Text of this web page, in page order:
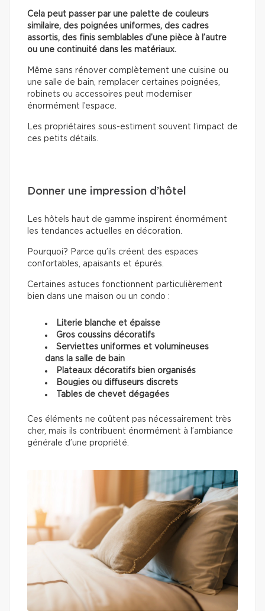
Cela peut passer par une palette de couleurs
similaire, des poignées uniformes, des cadres
assortis, des finis semblables d’une pièce à l’autre
ou une continuité dans les matériaux.
Même sans rénover complètement une cuisine ou
une salle de bain, remplacer certaines poignées,
robinets ou accessoires peut moderniser
énormément l’espace.
Les propriétaires sous-estiment souvent l’impact de
ces petits détails.
Donner une impression d’hôtel
Les hôtels haut de gamme inspirent énormément
les tendances actuelles en décoration.
Pourquoi? Parce qu’ils créent des espaces
confortables, apaisants et épurés.
Certaines astuces fonctionnent particulièrement
bien dans une maison ou un condo :
Literie blanche et épaisse
Gros coussins décoratifs
Serviettes uniformes et volumineuses
dans la salle de bain
Plateaux décoratifs bien organisés
Bougies ou diffuseurs discrets
Tables de chevet dégagées
Ces éléments ne coûtent pas nécessairement très
cher, mais ils contribuent énormément à l’ambiance
générale d’une propriété.